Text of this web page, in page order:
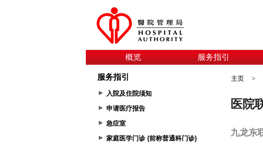
概览 服务指引
服务指引
入院及住院须知
申请医疗报告
急症室
家庭医学门诊 (前称普通科门诊)
主页 >